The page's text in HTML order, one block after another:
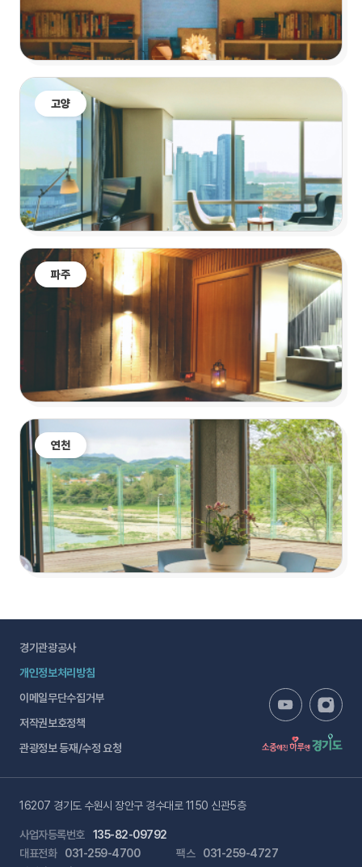
고양
파주
연천
경기관광공사
개인정보처리방침
이메일무단수집거부
저작권보호정책
관광정보 등재/수정 요청
16207 경기도 수원시 장안구 경수대로 1150 신관5층
사업자등록번호
135-82-09792
대표전화
031-259-4700 팩스
031-259-4727